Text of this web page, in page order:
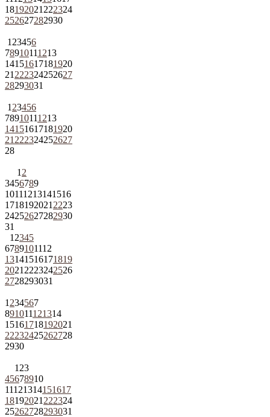
18192021 222324
252627282930
1 23456
78910111213
14151617181920
21 222324252627
28293031
1 23456
78910111213
14151617181920
21 222324252627
28
1 2
3456789
10111213141516
1718192021 2223
24252627282930
31
1 2345
6789101112
13141516171819
2021 2223242526
2728293031
1 234567
891011121314
15161718192021
22232425262728
2930
1 23
45678910
11121314151617
18192021 222324
25262728293031